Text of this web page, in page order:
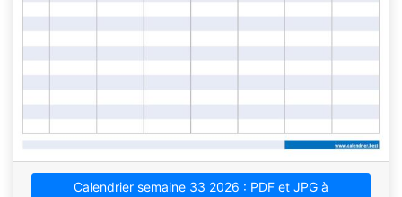
Calendrier semaine 33 2026 : PDF et JPG à